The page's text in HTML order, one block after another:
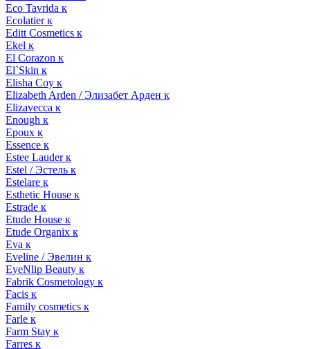
Eco Tavrida к
Ecolatier к
Editt Cosmetics к
Ekel к
El Corazon к
El`Skin к
Elisha Coy к
Elizabeth Arden / Элизабет Арден к
Elizavecca к
Enough к
Epoux к
Essence к
Estee Lauder к
Estel / Эстель к
Estelare к
Esthetic House к
Estrade к
Etude House к
Etude Organix к
Eva к
Eveline / Эвелин к
EyeNlip Beauty к
Fabrik Cosmetology к
Facis к
Family cosmetics к
Farle к
Farm Stay к
Farres к